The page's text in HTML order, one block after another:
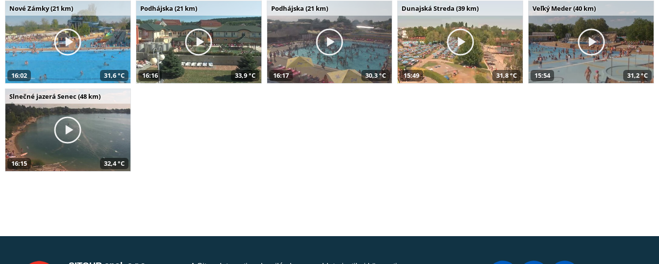
Nové Zámky (21 km)
16:02 31,6 °C
Podhájska (21 km)
16:16 33,9 °C
Podhájska (21 km)
16:17 30,3 °C
Dunajská Streda (39 km)
15:49 31,8 °C
Veľký Meder (40 km)
15:54 31,2 °C
Slnečné jazerá Senec (48 km)
16:15 32,4 °C